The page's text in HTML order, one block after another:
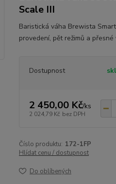
Scale III
Baristická váha Brewista
provedení, pět režimů a
Dostupnost
2 450,00 Kč/ks
2 024,79 Kč bez DPH
Číslo produktu: 172-1FP
Hlídat cenu / dostupnost
Do oblíbených